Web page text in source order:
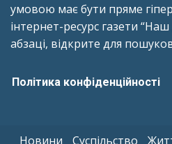
умовою має бути пряме
інтернет-ресурс газети
абзаці, відкрите для
Політика конфіденційності
Новини Суспільство